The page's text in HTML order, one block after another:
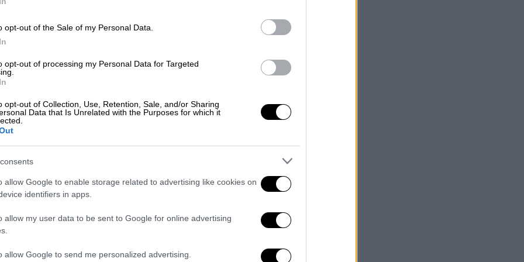
opt-out of the Sale of my Personal Data.
opt-out of processing my Personal Data for Targeted
opt-out of Collection, Use, Retention, Sale, and/or Sharing
Data that Is Unrelated with the Purposes for which it
allow Google to enable storage related to advertising like cookies on
identifiers in apps.
allow my user data to be sent to Google for online advertising
allow Google to send me personalized advertising.
μαγαζιού να ζητάταυτότητα, ώστε να
άτομο. Το γνωρίζουν πολύ καλά»,
από το «σαφάρι» των ελέγχωνέχουν
.
υπερβολικής χρήσης αλκοόλ που
η
καταστήματος, ενώ με το νέο
ακόμα και με οριστική
τους.